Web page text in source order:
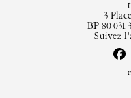
3
BP 80 031
Suivez